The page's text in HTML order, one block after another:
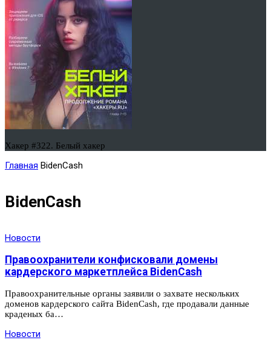
Хакер #322. Белый хакер
Главная BidenCash
BidenCash
Новости
Правоохранители конфисковали домены
кардерского маркетплейса BidenCash
Правоохранительные органы заявили о захвате нескольких
доменов кардерского сайта BidenCash, где продавали данные
краденых ба…
Новости